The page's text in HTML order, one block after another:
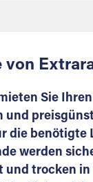
von
Sie
und
die benötigte
werden
und trocken in